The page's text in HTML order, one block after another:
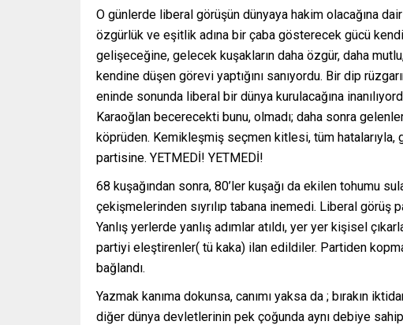
O günlerde liberal görüşün dünyaya hakim olacağına
özgürlük ve eşitlik adına bir çaba gösterecek gücü
gelişeceğine, gelecek kuşakların daha özgür, daha
kendine düşen görevi yaptığını sanıyordu. Bir dip
eninde sonunda liberal bir dünya kurulacağına
Karaoğlan becerecekti bunu, olmadı; daha sonra
köprüden. Kemikleşmiş seçmen kitlesi, tüm hatalarıyla,
partisine. YETMEDİ! YETMEDİ!
68 kuşağından sonra, 80’ler kuşağı da ekilen tohumu
çekişmelerinden sıyrılıp tabana inemedi. Liberal görüş
Yanlış yerlerde yanlış adımlar atıldı, yer yer kişisel
partiyi eleştirenler( tü kaka) ilan edildiler. Partiden
bağlandı.
Yazmak kanıma dokunsa, canımı yaksa da ; bırakın
diğer dünya devletlerinin pek çoğunda aynı debiye